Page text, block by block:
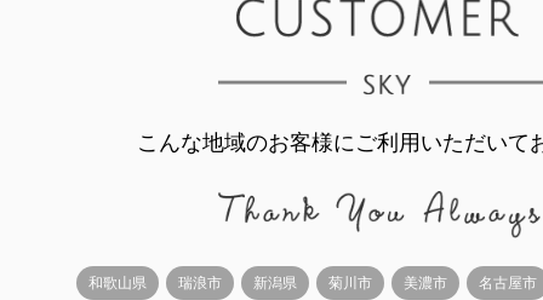
こんな地域のお客様にご利用いただいて
和歌山県 瑞浪市 新潟県 菊川市 美濃市 名古屋市